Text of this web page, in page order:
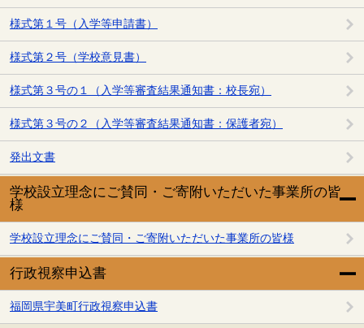
様式第１号（入学等申請書）
様式第２号（学校意見書）
様式第３号の１（入学等審査結果通知書：校長宛）
様式第３号の２（入学等審査結果通知書：保護者宛）
発出文書
学校設立理念にご賛同・ご寄附いただいた事業所の皆
様
学校設立理念にご賛同・ご寄附いただいた事業所の皆様
行政視察申込書
福岡県宇美町行政視察申込書